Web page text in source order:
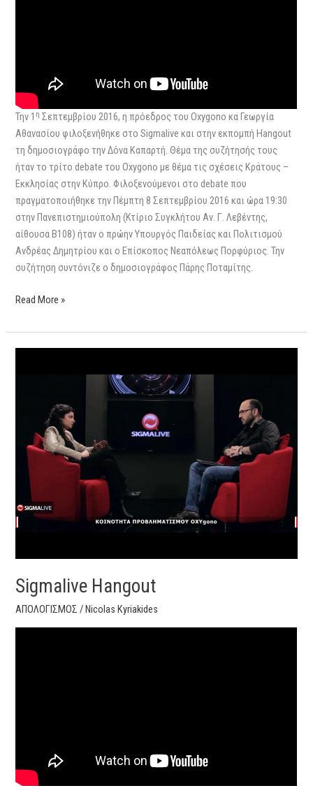
Την 1 η Σεπτεμβρίου 2016, η πρόεδρος του Oxygono κα Γεωργία
Αθανασίου φιλοξενήθηκε στο Sigmalive και στην εκπομπή Hangout
τη δημοσιογράφο την Δόνα Καπαρτή. Θέμα της συζήτησής τους
ήταν το τρίτο debate του Oxygono με θέμα τις σχέσεις Κράτους –
Εκκλησίας στην Κύπρο. Φιλοξενούμενοι στο debate που
πραγματοποιήθηκε την Πέμπτη 8 Σεπτεμβρίου 2016 και ώρα 19:30
στην Πανεπιστημιούπολη (Κτίριο Συγκλήτου Αν. Γ. Λεβέντης,
αίθουσα Β108) ήταν ο πρώην Υπουργός Παιδείας και Πολιτισμού
Ανδρέας Δημητρίου και ο Επίσκοπος Νεαπόλεως Πορφύριος. Την
συζήτηση συντόνιζε ο δημοσιογράφος Πάρης Ποταμίτης.
Read More »
Sigmalive Hangout
ΑΠΟΛΟΓΙΣΜΟΣ /Nicolas Kyriakides